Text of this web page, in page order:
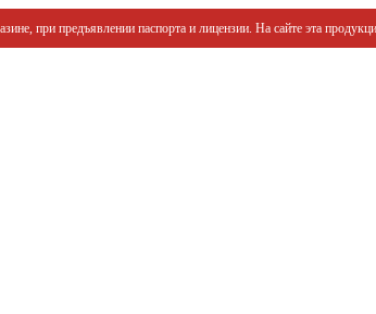
при предъявлении паспорта и лицензии. На сайте эта